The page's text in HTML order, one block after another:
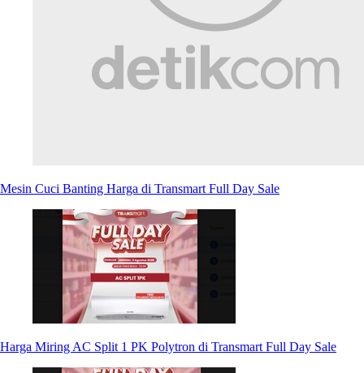
Mesin Cuci Banting Harga di Transmart Full Day Sale
Harga Miring AC Split 1 PK Polytron di Transmart Full Day Sale